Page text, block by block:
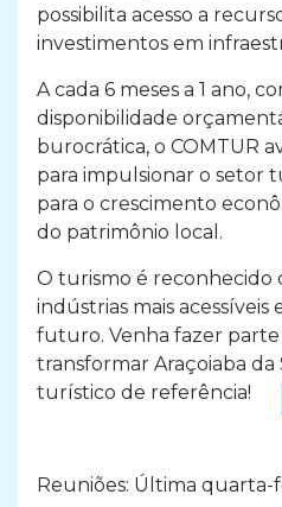
possibilita acesso a
investimentos em
A cada 6 meses a 1 ano,
disponibilidade
burocrática, o COMTUR
para impulsionar o setor
para o crescimento
do patrimônio local.
O turismo é reconhecido
indústrias mais acessíveis
futuro. Venha fazer parte
transformar Araçoiaba
turístico de referência!
Reuniões: Última quarta-